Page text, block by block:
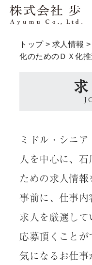
トップ> 求人情報 >
化のためのＤＸ化
ミドル・シニ
人を中心に、
ための求人情報
事前に、仕事内
求人を厳選して
応募頂くことが
気になるお仕事